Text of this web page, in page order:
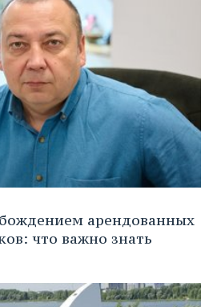
арендованных
что важно знать